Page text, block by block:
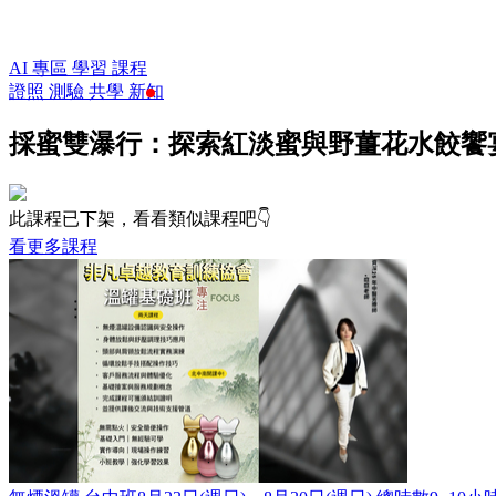
AI 專區 學習 課程
證照 測驗 共學 新知
採蜜雙瀑行：探索紅淡蜜與野薑花水餃饗
此課程已下架，看看類似課程吧👇
看更多課程